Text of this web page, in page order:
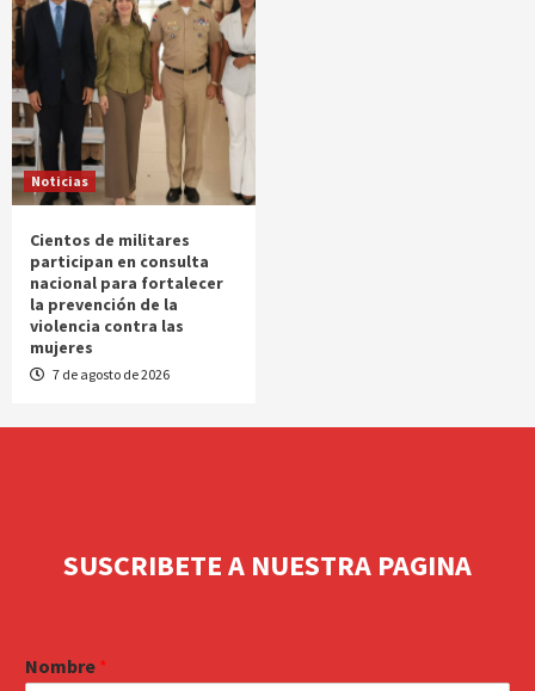
Noticias
Cientos de militares
participan en consulta
nacional para fortalecer
la prevención de la
violencia contra las
mujeres
7 de agosto de 2026
SUSCRIBETE A NUESTRA PAGINA
Nombre *